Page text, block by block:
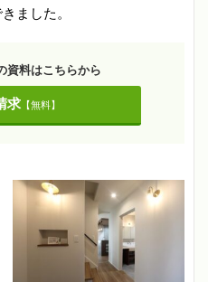
ました。
資料はこちらから
求【無料】